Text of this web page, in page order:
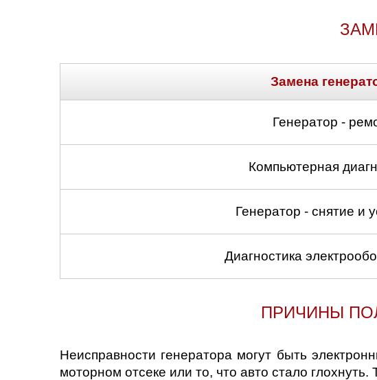
Ростов-на-Дону
Самара
Солнцево
Замена
Генератор -
Компьютерная
Генератор - снятие и
Диагностика
ПРИЧИНЫ
Неисправности генератора могут быть
моторном отсеке или то, что авто стало